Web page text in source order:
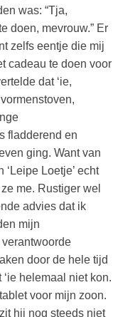
was: “Tja,
doen, mevrouw.” Er
zelfs eentje die mij
cadeau te doen voor
dat ‘ie,
fladderend en
ging. Want van
Loetje’ echt
me. Rustiger wel
advies dat ik
mijn
door de hele tijd
helemaal niet kon.
voor mijn zoon.
hij nog steeds niet